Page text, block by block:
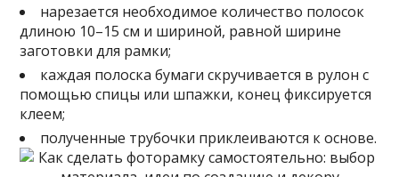
нарезается необходимое количество полосок
длиною 10–15 см и шириной, равной ширине
заготовки для рамки;
каждая полоска бумаги скручивается в рулон с
помощью спицы или шпажки, конец фиксируется
клеем;
полученные трубочки приклеиваются к основе.